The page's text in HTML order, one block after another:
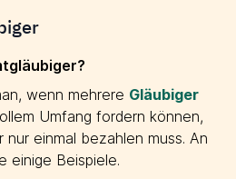
wenn mehrere Gläubiger
Umfang fordern können,
nur einmal bezahlen muss. An
einige Beispiele.